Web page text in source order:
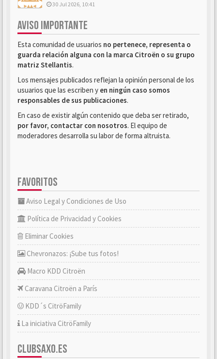
30 Jul 2026, 10:41
AVISO IMPORTANTE
Esta comunidad de usuarios no pertenece, representa o
guarda relación alguna con la marca Citroën o su grupo
matriz Stellantis.
Los mensajes publicados reflejan la opinión personal de los
usuarios que las escriben y en ningún caso somos
responsables de sus publicaciones.
En caso de existir algún contenido que deba ser retirado,
por favor, contactar con nosotros. El equipo de
moderadores desarrolla su labor de forma altruista.
FAVORITOS
Aviso Legal y Condiciones de Uso
Política de Privacidad y Cookies
Eliminar Cookies
Chevronazos: ¡Sube tus fotos!
Macro KDD Citroën
Caravana Citroën a París
KDD´s CitröFamily
La iniciativa CitröFamily
CLUBSAXO.ES